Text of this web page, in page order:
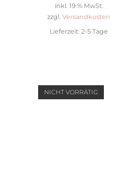
inkl. 19 % MwSt.
zzgl. Versandkosten
Lieferzeit: 2-5 Tage
NICHT VORRÄTIG